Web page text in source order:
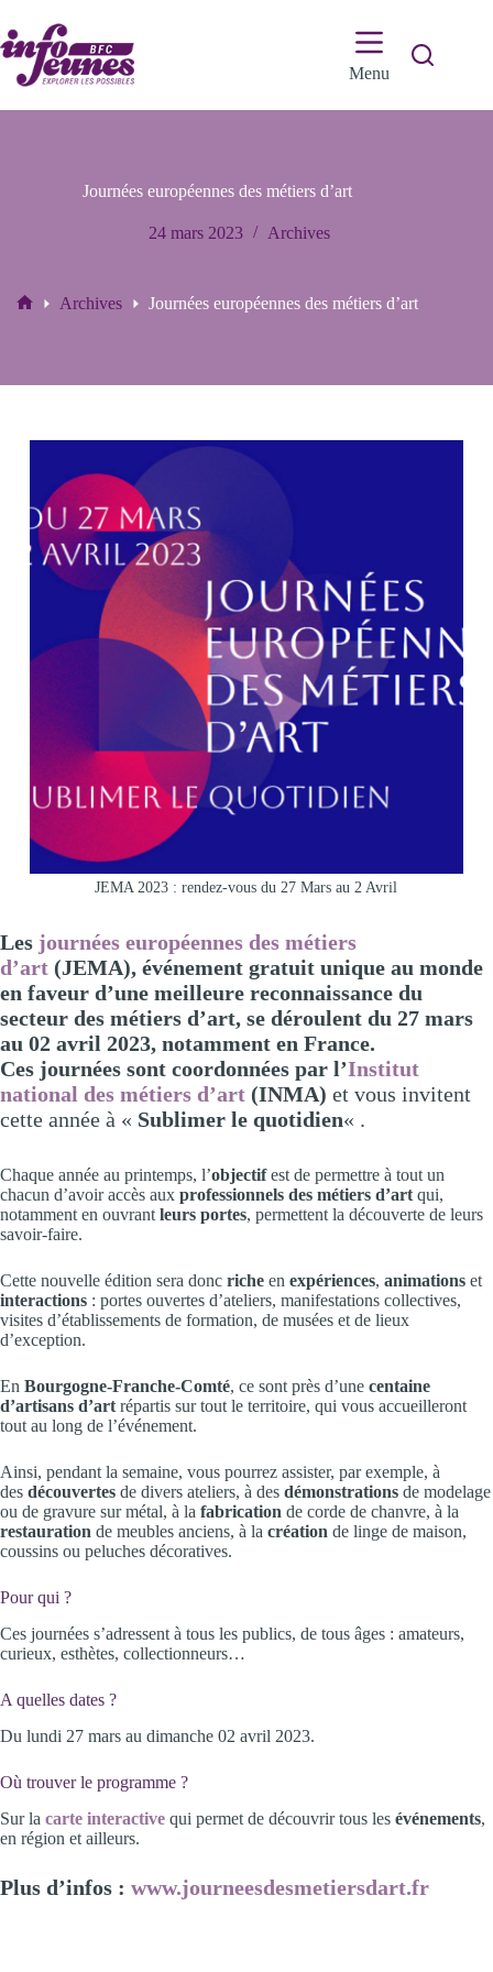
au
contenu
Menu
Journées européennes des métiers d’art
24 mars 2023 Archives
Archives Journées européennes des métiers d’art
JEMA 2023 : rendez-vous du 27 Mars au 2 Avril
Les journées européennes des métiers
d’art (JEMA), événement gratuit unique au monde
en faveur d’une meilleure reconnaissance du
secteur des métiers d’art, se déroulent du 27 mars
au 02 avril 2023, notamment en France.
Ces journées sont coordonnées par l’Institut
national des métiers d’art (INMA) et vous invitent
cette année à « Sublimer le quotidien« .
Chaque année au printemps, l’objectifest de permettre à tout un
chacun d’avoir accès aux professionnels des métiers d’art qui,
notamment en ouvrant leurs portes, permettent la découverte de leurs
savoir-faire.
Cette nouvelle édition sera donc riche en expériences, animations et
interactions : portes ouvertes d’ateliers, manifestations collectives,
visites d’établissements de formation, de musées et de lieux
d’exception.
En Bourgogne-Franche-Comté, ce sont près d’une centaine
d’artisans d’art répartis sur tout le territoire, qui vous accueilleront
tout au long de l’événement.
Ainsi, pendant la semaine, vous pourrez assister, par exemple, à
des découvertes de divers ateliers, à des démonstrations de modelage
ou de gravure sur métal, à la fabrication de corde de chanvre, à la
restauration de meubles anciens, à la création de linge de maison,
coussins ou peluches décoratives.
Pour qui ?
Ces journées s’adressent à tous les publics, de tous âges : amateurs,
curieux, esthètes, collectionneurs…
A quelles dates ?
Du lundi 27 mars au dimanche 02 avril 2023.
Où trouver le programme ?
Sur la carte interactive qui permet de découvrir tous les événements,
en région et ailleurs.
Plus d’infos : www.journeesdesmetiersdart.fr